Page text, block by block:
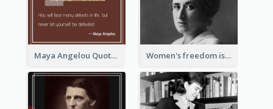
Maya Angelou Quote 02 Women's freedom is the sign of social freedom. ―Rosa Luxemburg